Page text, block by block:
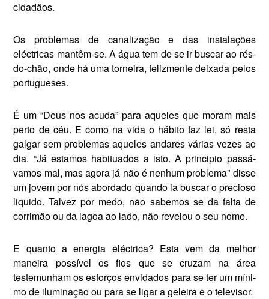
cidadãos.
Os problemas de canalização e das instalações
eléctricas man­têm-se. A água tem de se ir buscar ao rés-
do-chão, onde há uma torneira, felizmente deixada pe­los
portugueses.
É um “Deus nos acuda” para aqueles que moram mais
perto de céu. E como na vida o hábito faz lei, só resta
galgar sem pro­blemas aqueles andares várias vezes ao
dia. “Já estamos habi­tuados a isto. A principio passá­
vamos mal, mas agora já não é nenhum problema” disse
um jo­vem por nós abordado quando ia buscar o precioso
liquido. Talvez por medo, não sabemos se da fal­ta de
corrimão ou da lagoa ao lado, não revelou o seu nome.
E quanto a energia eléctrica? Esta vem da melhor
maneira possível os fios que se cruzam na área
testemunham os esforços envidados para se ter um míni­
mo de iluminação ou para se li­gar a geleira e o televisor.